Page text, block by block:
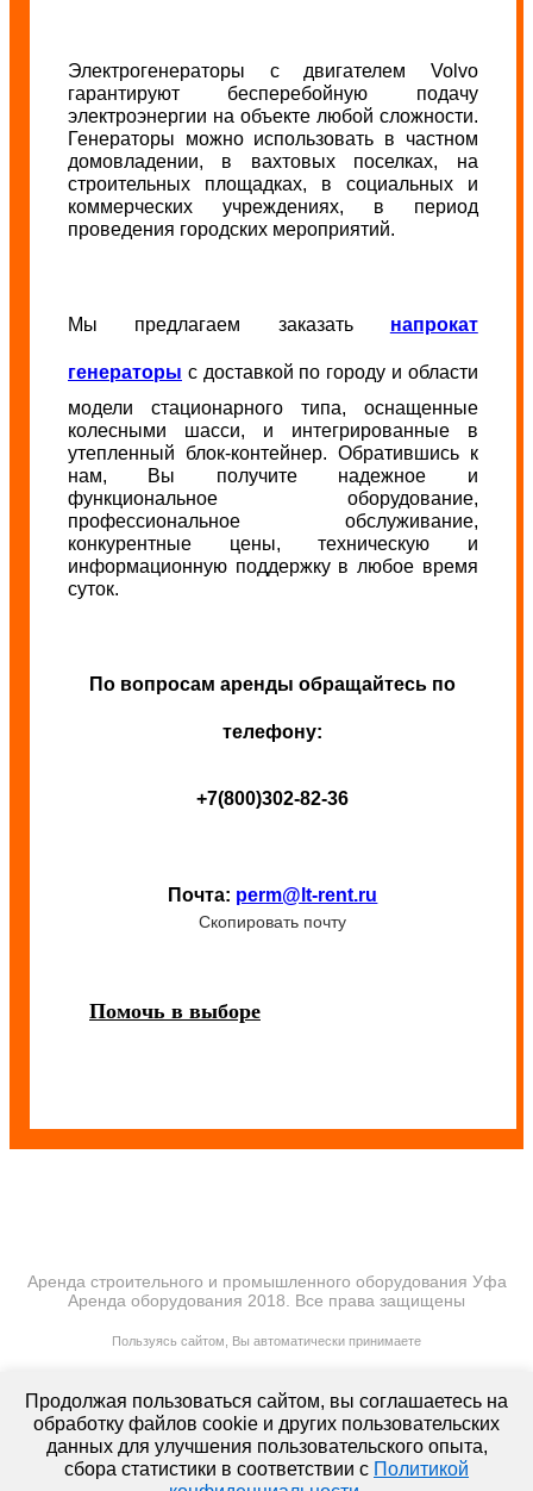
Электрогенераторы с двигателем Volvo
гарантируют бесперебойную подачу
электроэнергии на объекте любой сложности.
Генераторы можно использовать в частном
домовладении, в вахтовых поселках, на
строительных площадках, в социальных и
коммерческих учреждениях, в период
проведения городских мероприятий.
Мы предлагаем заказать напрокат
генераторы с доставкой по городу и области
модели стационарного типа, оснащенные
колесными шасси, и интегрированные в
утепленный блок-контейнер. Обратившись к
нам, Вы получите надежное и
функциональное оборудование,
профессиональное обслуживание,
конкурентные цены, техническую и
информационную поддержку в любое время
суток.
По вопросам аренды обращайтесь по
телефону:
+7(800)302-82-36
Почта: perm@lt-rent.ru
Скопировать почту
Помочь в выборе
Аренда строительного и промышленного оборудования Уфа
Аренда оборудования 2018. Все права защищены
Пользуясь сайтом, Вы автоматически принимаете
lt-rent.ru
Аренда оборудования
Продолжая пользоваться сайтом, вы соглашаетесь на
обработку файлов cookie и других пользовательских
данных для улучшения пользовательского опыта,
сбора статистики в соответствии с Политикой